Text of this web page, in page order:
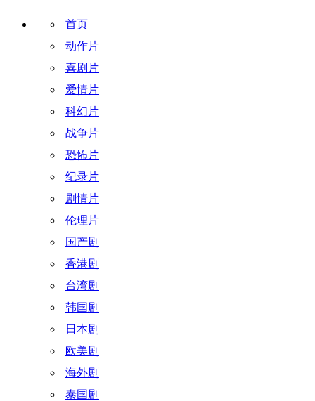
首页
动作片
喜剧片
爱情片
科幻片
战争片
恐怖片
纪录片
剧情片
伦理片
国产剧
香港剧
台湾剧
韩国剧
日本剧
欧美剧
海外剧
泰国剧